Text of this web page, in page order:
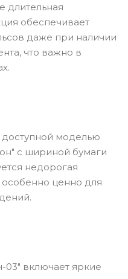
длительная
обеспечивает
даже при наличии
что важно в
доступной моделью
с шириной бумаги
недорогая
особенно ценно для
03" включает яркие